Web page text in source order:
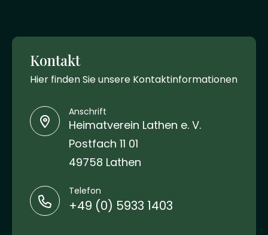
Kontakt
Hier finden Sie unsere Kontaktinformationen
Anschrift
Heimatverein Lathen e. V.
Postfach 11 01
49758 Lathen
Telefon
+49 (0) 5933 1403